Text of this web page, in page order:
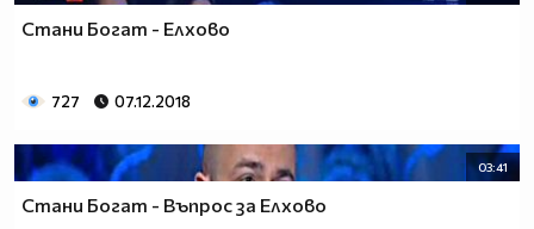
Стани Богат - Елхово
727 07.12.2018
03:41
Стани Богат - Въпрос за Елхово